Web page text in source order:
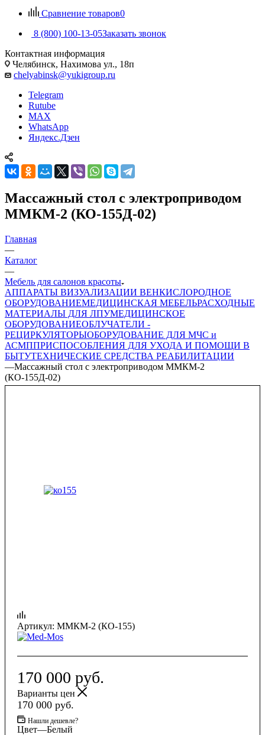
Сравнение товаров0
8 (800) 100-13-05Заказать звонок
Контактная информация
Челябинск, Нахимова ул., 18п
chelyabinsk@yukigroup.ru
Telegram
Rutube
MAX
WhatsApp
Яндекс.Дзен
Массажный стол с электроприводом
ММКМ-2 (КО-155Д-02)
Главная
—
Каталог
—
Мебель для салонов красоты
АППАРАТЫ ВИЗУАЛИЗАЦИИ ВЕНКИСЛОРОДНОЕ
ОБОРУДОВАНИЕМЕДИЦИНСКАЯ МЕБЕЛЬРАСХОДНЫЕ
МАТЕРИАЛЫ ДЛЯ ЛПУМЕДИЦИНСКОЕ
ОБОРУДОВАНИЕОБЛУЧАТЕЛИ -
РЕЦИРКУЛЯТОРЫОБОРУДОВАНИЕ ДЛЯ МЧС и
АСМППРИСПОСОБЛЕНИЯ ДЛЯ УХОДА И ПОМОЩИ В
БЫТУТЕХНИЧЕСКИЕ СРЕДСТВА РЕАБИЛИТАЦИИ
—Массажный стол с электроприводом ММКМ-2
(КО-155Д-02)
Артикул: ММКМ-2 (КО-155)
170 000 руб.
Варианты цен
170 000 руб.
Нашли дешевле?
Цвет—Белый